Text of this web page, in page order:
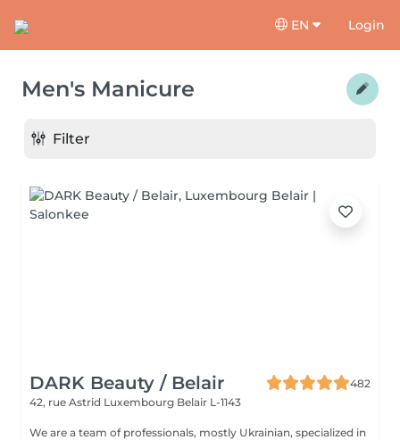
EN Login
Men's Manicure
Filter
DARK Beauty / Belair
482
42, rue Astrid Luxembourg Belair L-1143
We are a team of professionals, mostly Ukrainian, specialized in